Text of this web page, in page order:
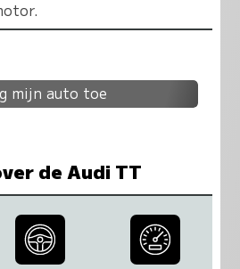
mijn auto toe
de Audi TT